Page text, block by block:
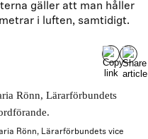
gäller att man håller
i luften, samtidigt.
Rönn, Lärarförbundets vice